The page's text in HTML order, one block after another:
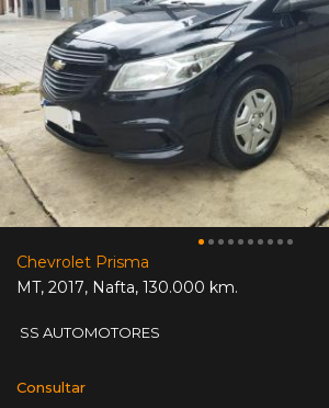
Chevrolet Prisma
MT, 2017, Nafta, 130.000 km.
SS AUTOMOTORES
Consultar